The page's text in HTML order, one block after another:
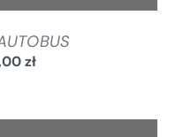
zł